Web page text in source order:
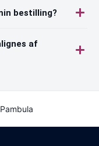
bestilling?
af
Pambula